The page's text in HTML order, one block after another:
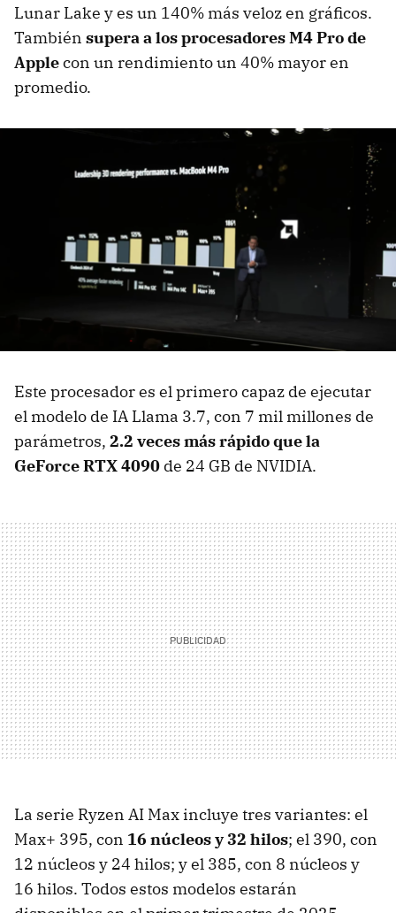
Lunar Lake y es un 140% más veloz en gráficos.
También supera a los procesadores M4 Pro de
Applecon un rendimiento un 40% mayor en
promedio.
Este procesador es el primero capaz de ejecutar
el modelo de IA Llama 3.7, con 7 mil millones de
parámetros, 2.2 veces más rápido que la
GeForce RTX 4090 de 24 GB de NVIDIA.
La serie Ryzen AI Max incluye tres variantes: el
Max+ 395, con 16 núcleos y 32 hilos; el 390, con
12 núcleos y 24 hilos; y el 385, con 8 núcleos y
16 hilos. Todos estos modelos estarán